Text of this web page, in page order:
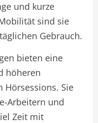
und kurze
sind sie
Gebrauch.
bieten eine
höheren
Hörsessions. Sie
Arbeitern und
Zeit mit